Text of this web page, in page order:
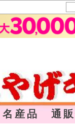
産品 通販